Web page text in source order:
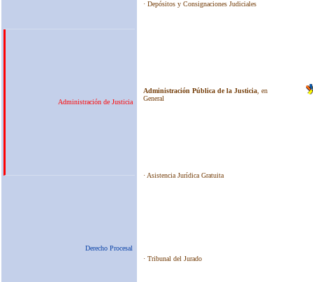
Administración de Justicia
Derecho Procesal